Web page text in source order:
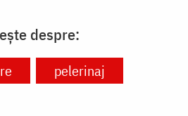
despre:
pelerinaj